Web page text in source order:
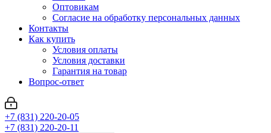
Оптовикам
Cогласие на обработку персональных данных
Контакты
Как купить
Условия оплаты
Условия доставки
Гарантия на товар
Вопрос-ответ
+7 (831) 220-20-05
+7 (831) 220-20-11